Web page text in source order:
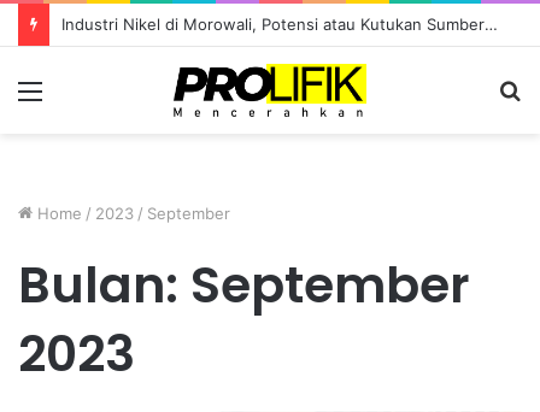
Industri Nikel di Morowali, Potensi atau Kutukan Sumber Daya?
Home / 2023 / September
Bulan: September
2023